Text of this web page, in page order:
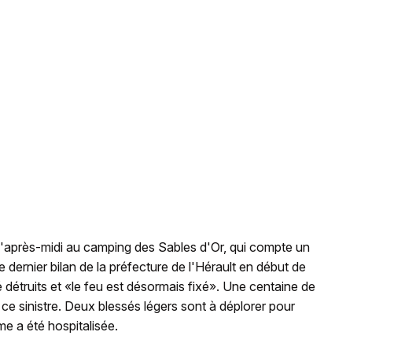
midi au camping des Sables d'Or, qui compte un
dernier bilan de la préfecture de l'Hérault en début de
et «le feu est désormais fixé». Une centaine de
sinistre. Deux blessés légers sont à déplorer pour
a été hospitalisée.